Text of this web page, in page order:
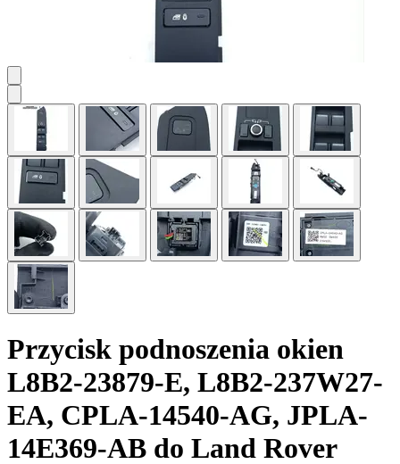
Przycisk podnoszenia okien
L8B2-23879-E, L8B2-237W27-
EA, CPLA-14540-AG, JPLA-
14E369-AB do Land Rover